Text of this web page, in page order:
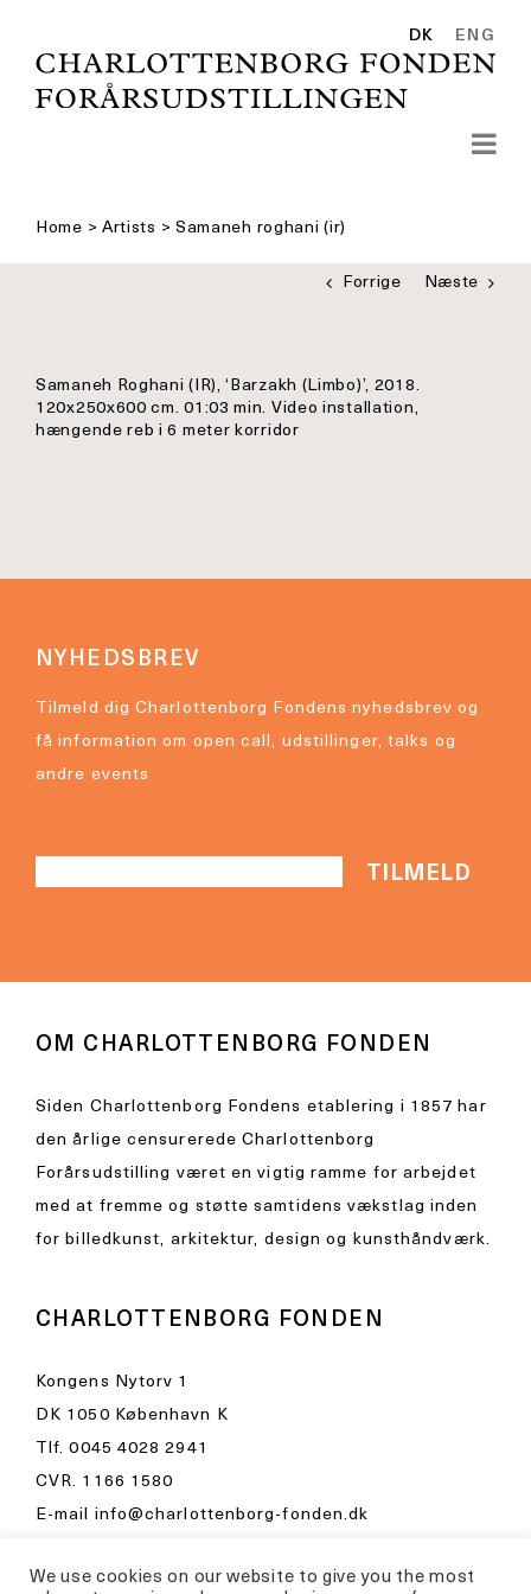
content
DK ENG
Home > Artists > Samaneh roghani (ir)
Forrige Næste
Samaneh Roghani (IR), ‘Barzakh (Limbo)’, 2018.
120x250x600 cm. 01:03 min. Video installation,
hængende reb i 6 meter korridor
NYHEDSBREV
Tilmeld dig Charlottenborg Fondens nyhedsbrev og
få information om open call, udstillinger, talks og
andre events
OM CHARLOTTENBORG FONDEN
Siden Charlottenborg Fondens etablering i 1857 har
den årlige censurerede Charlottenborg
Forårsudstilling været en vigtig ramme for arbejdet
med at fremme og støtte samtidens vækstlag inden
for billedkunst, arkitektur, design og kunsthåndværk.
CHARLOTTENBORG FONDEN
Kongens Nytorv 1
DK 1050 København K
Tlf.0045 4028 2941
CVR. 1166 1580
E-mail info@charlottenborg-fonden.dk
We use cookies on our website to give you the most